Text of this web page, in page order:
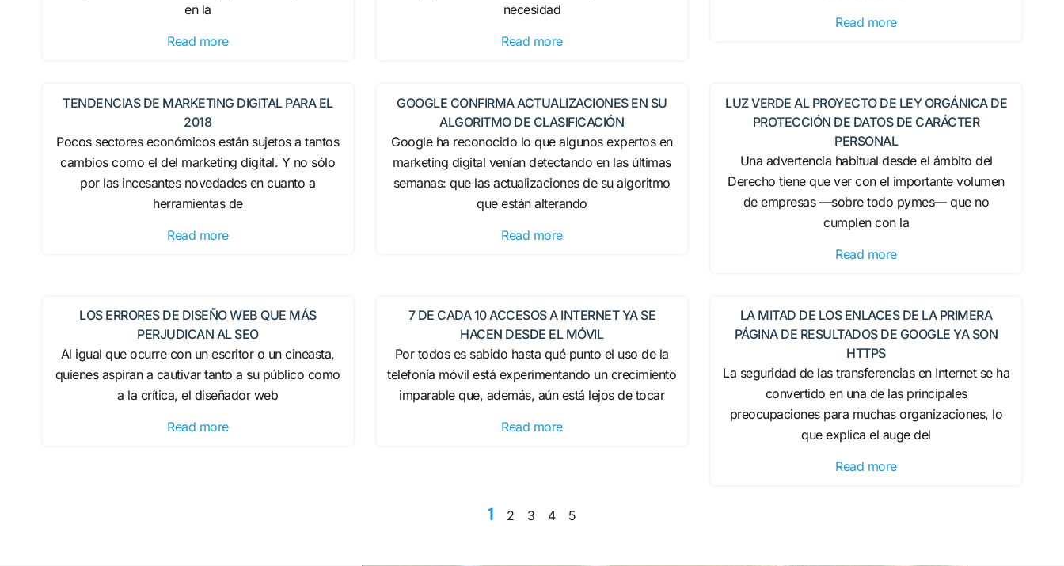
en la
Read more
necesidad
Read more
Read more
TENDENCIAS DE MARKETING DIGITAL PARA EL
2018
Pocos sectores económicos están sujetos a tantos
cambios como el del marketing digital. Y no sólo
por las incesantes novedades en cuanto a
herramientas de
Read more
GOOGLE CONFIRMA ACTUALIZACIONES EN SU
ALGORITMO DE CLASIFICACIÓN
Google ha reconocido lo que algunos expertos en
marketing digital venían detectando en las últimas
semanas: que las actualizaciones de su algoritmo
que están alterando
Read more
LUZ VERDE AL PROYECTO DE LEY ORGÁNICA DE
PROTECCIÓN DE DATOS DE CARÁCTER
PERSONAL
Una advertencia habitual desde el ámbito del
Derecho tiene que ver con el importante volumen
de empresas —sobre todo pymes— que no
cumplen con la
Read more
LOS ERRORES DE DISEÑO WEB QUE MÁS
PERJUDICAN AL SEO
Al igual que ocurre con un escritor o un cineasta,
quienes aspiran a cautivar tanto a su público como
a la crítica, el diseñador web
Read more
7 DE CADA 10 ACCESOS A INTERNET YA SE
HACEN DESDE EL MÓVIL
Por todos es sabido hasta qué punto el uso de la
telefonía móvil está experimentando un crecimiento
imparable que, además, aún está lejos de tocar
Read more
LA MITAD DE LOS ENLACES DE LA PRIMERA
PÁGINA DE RESULTADOS DE GOOGLE YA SON
HTTPS
La seguridad de las transferencias en Internet se ha
convertido en una de las principales
preocupaciones para muchas organizaciones, lo
que explica el auge del
Read more
1 2 3 4 5